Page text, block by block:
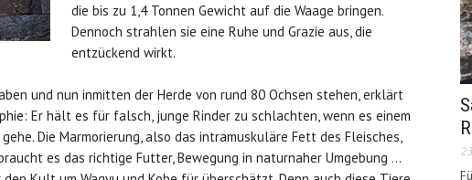
die bis zu 1,4 Tonnen Gewicht auf die Waage bringen.
Dennoch strahlen sie eine Ruhe und Grazie aus, die
entzückend wirkt.
und nun inmitten der Herde von rund 80 Ochsen stehen, erklärt
Er hält es für falsch, junge Rinder zu schlachten, wenn es einem
Die Marmorierung, also das intramuskuläre Fett des Fleisches,
es das richtige Futter, Bewegung in naturnaher Umgebung …